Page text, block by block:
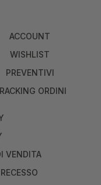
ACCOUNT
WISHLIST
PREVENTIVI
ORDINI
VENDITA